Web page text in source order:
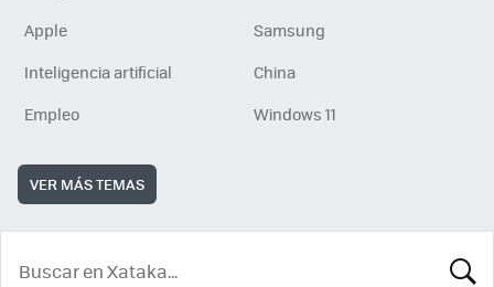
Apple
Samsung
Inteligencia artificial
China
Empleo
Windows 11
VER MÁS TEMAS